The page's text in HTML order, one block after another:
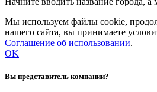
Мы используем файлы cookie,
нашего сайта, вы принимаете
Соглашение об использовании.
OK
Вы представитель компании?